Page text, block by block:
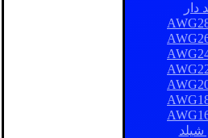
دار
شیلد